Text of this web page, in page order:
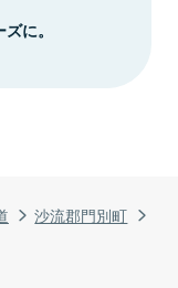
沙流郡門別町
に。